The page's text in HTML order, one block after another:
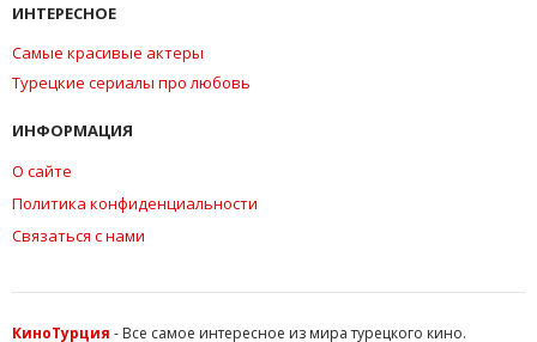
ИНТЕРЕСНОЕ
Самые красивые актеры
Турецкие сериалы про любовь
ИНФОРМАЦИЯ
О сайте
Политика конфиденциальности
Связаться с нами
КиноТурция - Все самое интересное из мира турецкого кино.